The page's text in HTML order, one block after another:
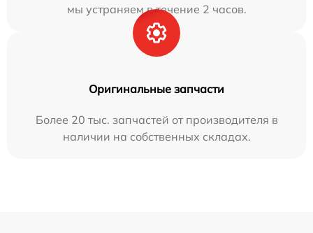
мы устраняем в течение 2 часов.
Оригинальные запчасти
Более 20 тыс. запчастей от производителя в
наличии на собственных складах.